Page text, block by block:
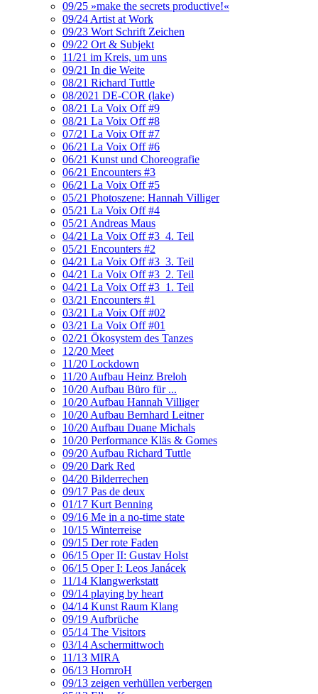
09/25 »make the secrets productive!«
09/24 Artist at Work
09/23 Wort Schrift Zeichen
09/22 Ort & Subjekt
11/21 im Kreis, um uns
09/21 In die Weite
08/21 Richard Tuttle
08/2021 DE-COR (lake)
08/21 La Voix Off #9
08/21 La Voix Off #8
07/21 La Voix Off #7
06/21 La Voix Off #6
06/21 Kunst und Choreografie
06/21 Encounters #3
06/21 La Voix Off #5
05/21 Photoszene: Hannah Villiger
05/21 La Voix Off #4
05/21 Andreas Maus
04/21 La Voix Off #3_4. Teil
05/21 Encounters #2
04/21 La Voix Off #3_3. Teil
04/21 La Voix Off #3_2. Teil
04/21 La Voix Off #3_1. Teil
03/21 Encounters #1
03/21 La Voix Off #02
03/21 La Voix Off #01
02/21 Ökosystem des Tanzes
12/20 Meet
11/20 Lockdown
11/20 Aufbau Heinz Breloh
10/20 Aufbau Büro für ...
10/20 Aufbau Hannah Villiger
10/20 Aufbau Bernhard Leitner
10/20 Aufbau Duane Michals
10/20 Performance Kläs & Gomes
09/20 Aufbau Richard Tuttle
09/20 Dark Red
04/20 Bilderrechen
09/17 Pas de deux
01/17 Kurt Benning
09/16 Me in a no-time state
10/15 Winterreise
09/15 Der rote Faden
06/15 Oper II: Gustav Holst
06/15 Oper I: Leos Janácek
11/14 Klangwerkstatt
09/14 playing by heart
04/14 Kunst Raum Klang
09/19 Aufbrüche
05/14 The Visitors
03/14 Aschermittwoch
11/13 MIRA
06/13 HornroH
09/13 zeigen verhüllen verbergen